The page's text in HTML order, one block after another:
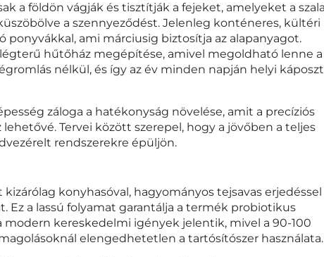
a földön vágják és tisztítják a fejeket, amelyeket a
a szennyeződést. Jelenleg konténeres, kültéri
ponyvákkal, ami márciusig biztosítja az alapanyagot.
hűtőház megépítése, amivel megoldható lenne a
nélkül, és így az év minden napján helyi
záloga a hatékonyság növelése, amit a precíziós
Tervei között szerepel, hogy a jövőben a teljes
rendszerekre épüljön.
konyhasóval, hagyományos tejsavas erjedéssel
Ez a lassú folyamat garantálja a termék probiotikus
modern kereskedelmi igények jelentik, mivel a 90-100
elengedhetetlen a tartósítószer használata.